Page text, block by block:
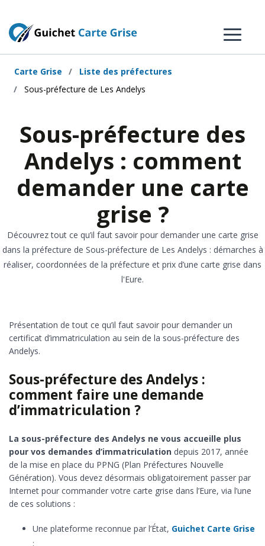
Carte Grise
Liste des préfectures
Sous-préfecture de Les Andelys
Sous-préfecture des
Andelys : comment
demander une carte
grise ?
Découvrez tout ce qu’il faut savoir pour demander une carte grise
dans la préfecture de Sous-préfecture de Les Andelys : démarches à
réaliser, coordonnées de la préfecture et prix d’une carte grise dans
l'Eure.
Présentation de tout ce qu’il faut savoir pour demander un
certificat d’immatriculation au sein de la sous-préfecture des
Andelys.
Sous-préfecture des Andelys :
comment faire une demande
d’immatriculation ?
La sous-préfecture des Andelys ne vous accueille plus
pour vos demandes d’immatriculation depuis 2017, année
de la mise en place du PPNG (Plan Préfectures Nouvelle
Génération). Vous devez désormais obligatoirement passer par
Internet pour commander votre carte grise dans l’Eure, via l’une
de ces solutions :
Une plateforme reconnue par l’État, Guichet Carte Grise
;